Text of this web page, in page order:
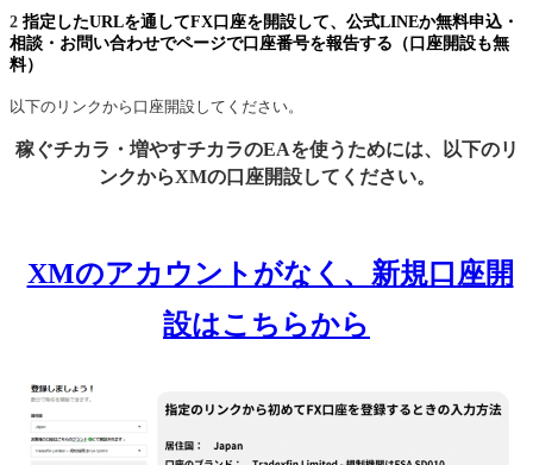
2 指定したURLを通してFX口座を開設して、公式LINEか無料申込・
相談・お問い合わせでページで口座番号を報告する（口座開設も無
料）
以下のリンクから口座開設してください。
稼ぐチカラ・増やすチカラのEAを使うためには、以下のリ
ンクからXMの口座開設してください。
XMのアカウントがなく、新規口座開
設はこちらから